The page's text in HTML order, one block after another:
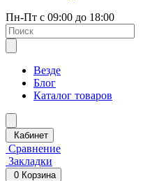
Пн-Пт с 09:00 до 18:00
Везде
Блог
Каталог товаров
Кабинет
Сравнение
Закладки
0 Корзина